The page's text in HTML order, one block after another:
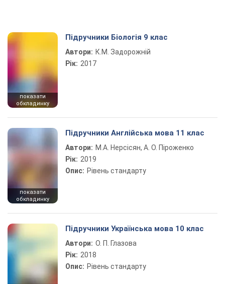
показати
обкладинку
Підручники Біологія 9 клас
Автори: К.М. Задорожній
Рік: 2017
показати
обкладинку
Підручники Англійська мова 11 клас
Автори: М.А. Нерсісян, А. О. Піроженко
Рік: 2019
Опис: Рівень стандарту
Підручники Українська мова 10 клас
Автори: О. П. Глазова
Рік: 2018
Опис: Рівень стандарту